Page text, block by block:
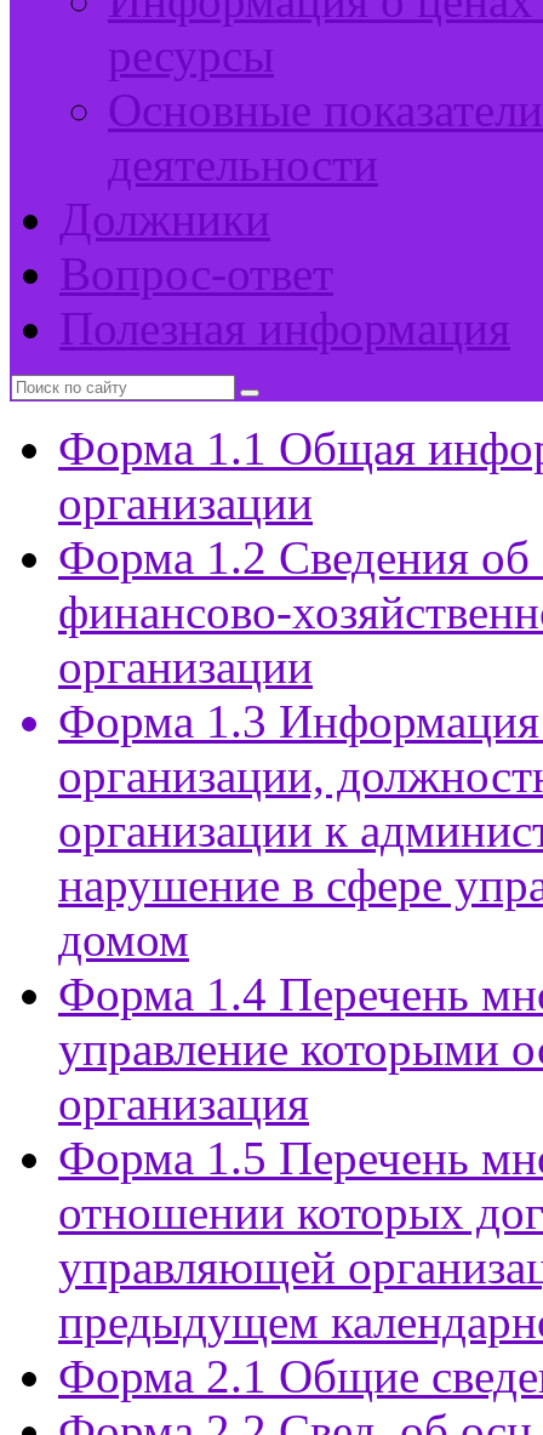
ресурсы
Основные
деятельности
Должники
Вопрос-ответ
Полезная информация
Форма 1.1 Общая
организации
Форма 1.2 Сведения об
финансово-
организации
Форма 1.3
организации,
организации к
нарушение в сфере
домом
Форма 1.4 Перечень
управление которыми
организация
Форма 1.5 Перечень
отношении которых
управляющей
предыдущем
Форма 2.1 Общие